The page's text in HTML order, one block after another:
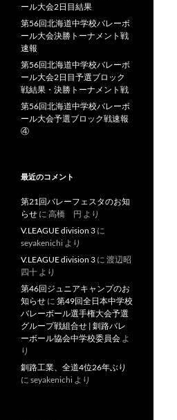
ール大会2日目結果
第56回北海道中学校バレーボ
ール大会決勝トーナメント戦
速報
第56回北海道中学校バレーボ
ール大会2日目予選ブロック
戦結果・決勝トーナメント戦
第56回北海道中学校バレーボ
ール大会予選ブロック戦速報
④
最近のコメント
第21回バレーフェスタのお知
らせ に 高橋 円 より
V.LEAGUE division 3 に
seyakenichi より
V.LEAGUE division 3 に 渡辺昭
四十 より
第46回ジュニアキャンプのお
知らせ に 第49回全日本中学校
バレーボール選手権大会予選
グループ戦組合せ | 釧路バレ
ーボール協会中学校委員会 よ
り
釧路工業、全道4位26年ぶり
に seyakenichi より